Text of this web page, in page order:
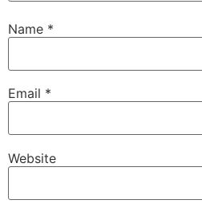
Name *
Email *
Website